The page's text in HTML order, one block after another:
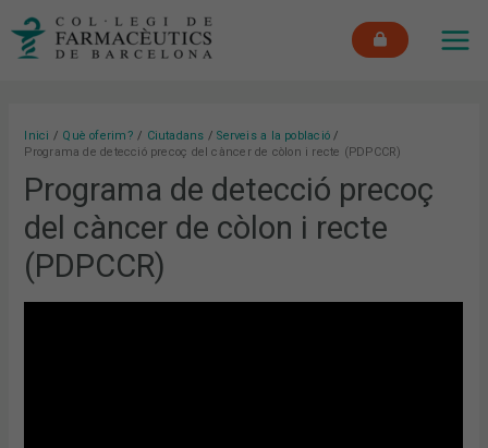
Inici Què oferim? Ciutadans
Serveis a la població
Programa de detecció precoç del càncer de còlon i recte (PDPCCR)
Programa de detecció precoç
del càncer de còlon i recte
(PDPCCR)